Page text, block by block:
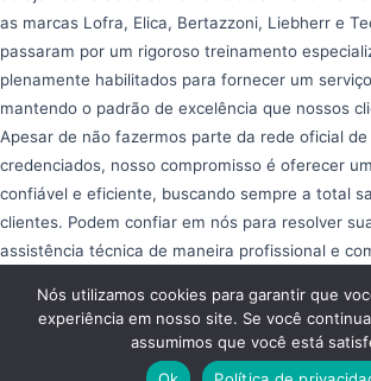
as marcas Lofra, Elica, Bertazzoni, Liebherr e
passaram por um rigoroso treinamento
plenamente habilitados para fornecer um
mantendo o padrão de excelência que nossos
Apesar de não fazermos parte da rede oficial
credenciados, nosso compromisso é oferecer
confiável e eficiente, buscando sempre a total
clientes. Podem confiar em nós para resolver
assistência técnica de maneira profissional e
forma possível, proporcionando tranquilidade e
Copyright © 2026 Assistência
Nós utilizamos cookies para garantir que
experiência em nosso site. Se você
assumimos que você está